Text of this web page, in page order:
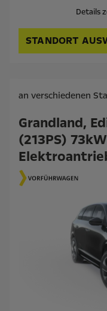
Details
STANDORT
Grandland,
(213PS)
an verschiedenen